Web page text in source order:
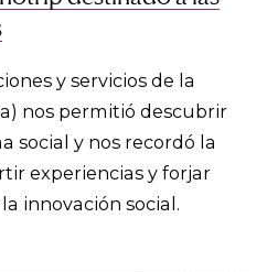
y servicios de la
nos permitió descubrir
social y nos recordó la
experiencias y forjar
innovación social.